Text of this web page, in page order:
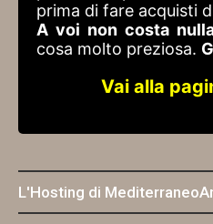
prima di fare acquisti
A voi non costa
cosa molto preziosa.
Vai alla
L'Hosting di